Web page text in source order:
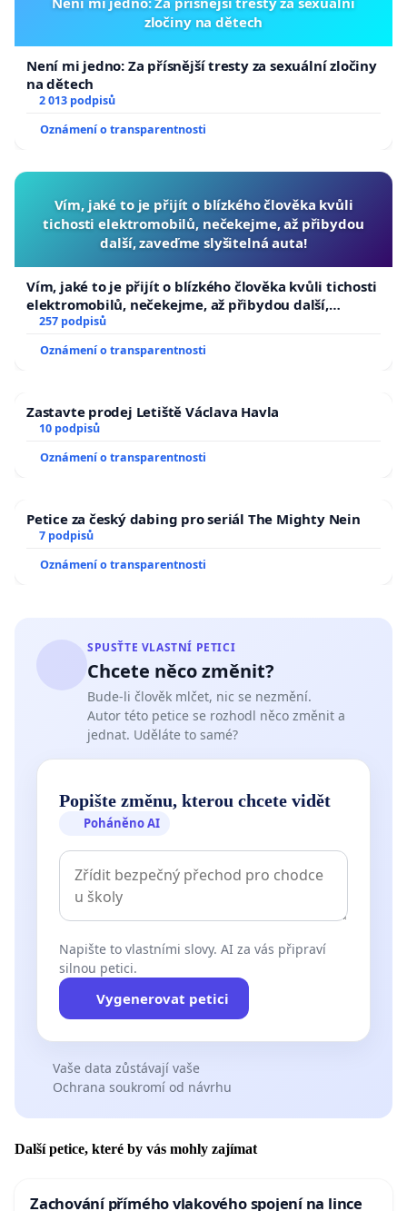
zločiny na dětech
Není mi jedno: Za přísnější tresty za sexuální zločiny
na dětech
2 013 podpisů
Oznámení o transparentnosti
Vím, jaké to je přijít o blízkého člověka kvůli
tichosti elektromobilů, nečekejme, až přibydou
další, zaveďme slyšitelná auta!
Vím, jaké to je přijít o blízkého člověka kvůli tichosti
elektromobilů, nečekejme, až přibydou další,
zaveďme slyšitelná auta!
257 podpisů
Oznámení o transparentnosti
Zastavte prodej Letiště Václava Havla
10 podpisů
Oznámení o transparentnosti
Petice za český dabing pro seriál The Mighty Nein
7 podpisů
Oznámení o transparentnosti
SPUSŤTE VLASTNÍ PETICI
Chcete něco změnit?
Bude-li člověk mlčet, nic se nezmění.
Autor této petice se rozhodl něco změnit a
jednat. Uděláte to samé?
Popište změnu, kterou chcete vidět
Poháněno AI
Napište to vlastními slovy. AI za vás připraví
silnou petici.
Vygenerovat petici
Vaše data zůstávají vaše
Ochrana soukromí od návrhu
Další petice, které by vás mohly zajímat
Zachování přímého vlakového spojení na lince